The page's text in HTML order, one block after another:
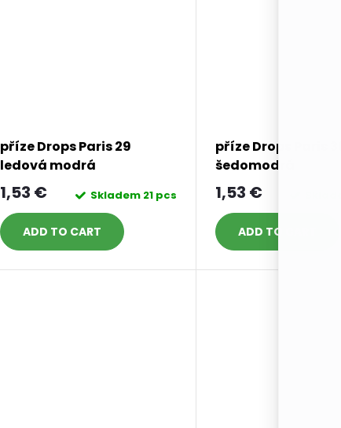
příze Drops Paris 29
ledová modrá
1,53 € Skladem 21 pcs
ADD TO CART
příze Drops Paris 30
šedomodrá
1,53 €
ADD TO CART